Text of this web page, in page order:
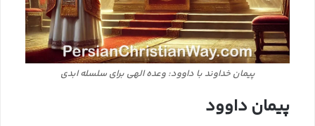
پیمان خداوند با داوود: وعده الهی برای سلسله ابدی
پیمان داوود